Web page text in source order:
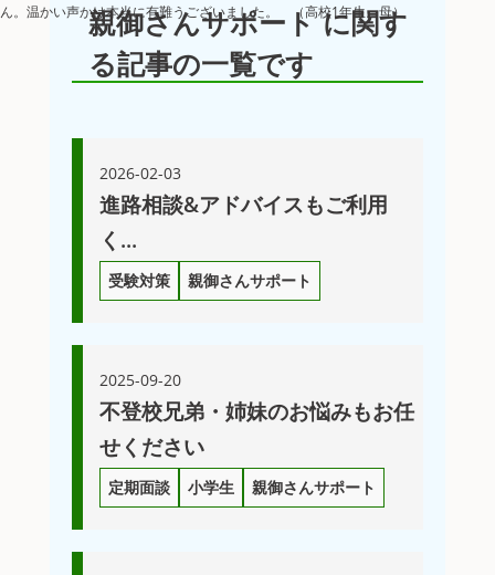
ん。温かい声かけ本当に有難うございました。 （高校1年生 母）
親御さんサポートに関す
る記事の一覧です
2026-02-03
進路相談&アドバイスもご利用
く...
受験対策 親御さんサポート
2025-09-20
不登校兄弟・姉妹のお悩みもお任
せください
定期面談 小学生 親御さんサポート